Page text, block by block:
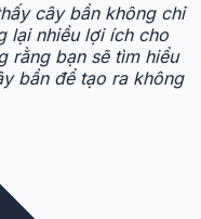
cây bần không chỉ
lại nhiều lợi ích cho
rằng bạn sẽ tìm hiểu
bần để tạo ra không